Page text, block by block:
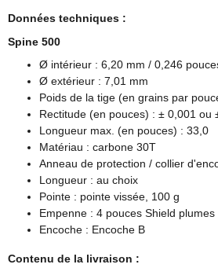
Données techniques :
Spine 500
Ø intérieur : 6,20 mm / 0,246
Ø extérieur : 7,01 mm
Poids de la tige (en grains par
Rectitude (en pouces) : ± 0,001 ou
Longueur max. (en pouces) : 33,0
Matériau : carbone 30T
Anneau de protection / collier
Longueur : au choix
Pointe : pointe vissée, 100 g
Empenne : 4 pouces Shield
Encoche : Encoche B
Contenu de la livraison :